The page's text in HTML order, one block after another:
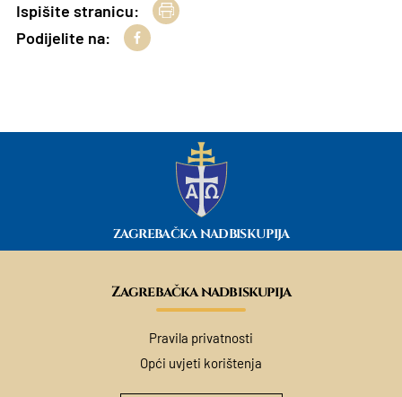
Ispišite stranicu:
Podijelite na:
ZAGREBAČKA NADBISKUPIJA
Zagrebačka nadbiskupija
Pravila privatnosti
Opći uvjeti korištenja